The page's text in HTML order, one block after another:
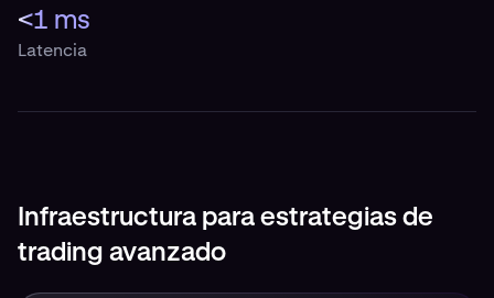
<1 ms
Latencia
Infraestructura para estrategias de
trading avanzado